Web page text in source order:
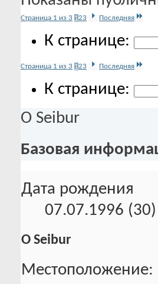
Страница 1 из 3 123 Последняя
К странице:
Страница 1 из 3 123 Последняя
К странице:
О Seibur
Базовая
Дата рождения
07.07.1996 (30)
О Seibur
Местоположение: